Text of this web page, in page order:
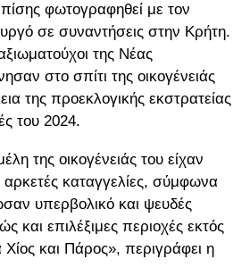
φωτογραφηθεί με τον
σε συναντήσεις στην Κρήτη.
της Νέας
στο σπίτι της οικογένειάς
της προεκλογικής εκστρατείας
του 2024.
της οικογένειάς του είχαν
καταγγελίες, σύμφωνα
υπερβολικό και ψευδές
και επιλέξιμες περιοχές εκτός
και Πάρος», περιγράφει η